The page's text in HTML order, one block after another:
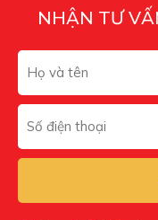
NHẬN TƯ